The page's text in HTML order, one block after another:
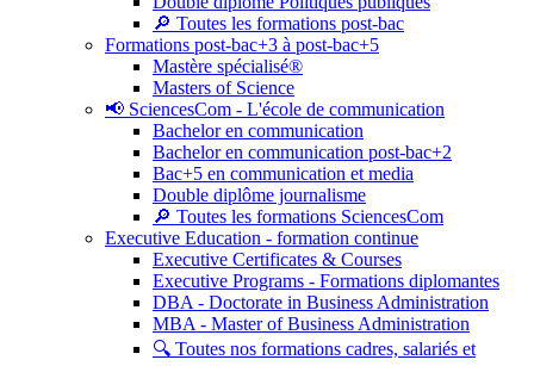
🔎 Toutes les formations post-bac
Formations post-bac+3 à post-bac+5
Mastère spécialisé®
Masters of Science
📢 SciencesCom - L'école de communication
Bachelor en communication
Bachelor en communication post-bac+2
Bac+5 en communication et media
Double diplôme journalisme
🔎 Toutes les formations SciencesCom
Executive Education - formation continue
Executive Certificates & Courses
Executive Programs - Formations diplomantes
DBA - Doctorate in Business Administration
MBA - Master of Business Administration
🔍 Toutes nos formations cadres, salariés et